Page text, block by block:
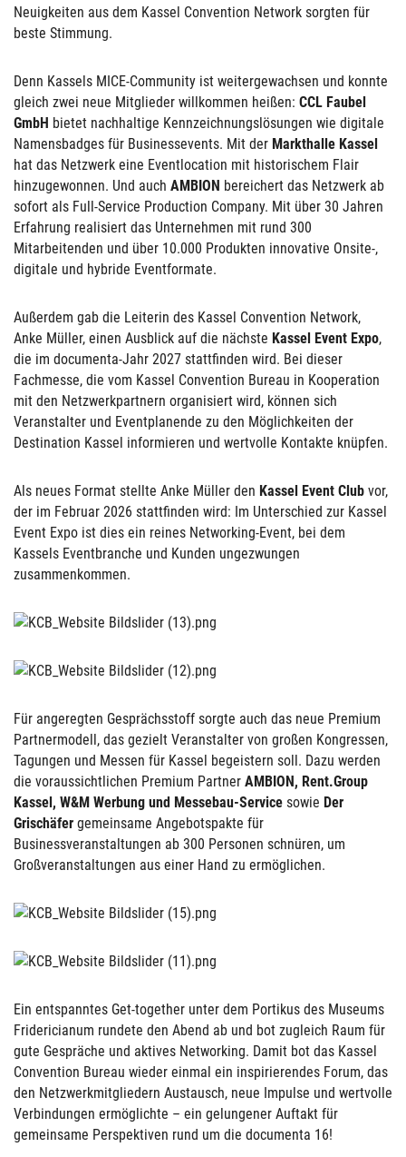
Neuigkeiten aus dem Kassel Convention Network sorgten für
beste Stimmung.
Denn Kassels MICE-Community ist weitergewachsen und konnte
gleich zwei neue Mitglieder willkommen heißen: CCL Faubel
GmbH bietet nachhaltige Kennzeichnungslösungen wie digitale
Namensbadges für Businessevents. Mit der Markthalle Kassel
hat das Netzwerk eine Eventlocation mit historischem Flair
hinzugewonnen. Und auch AMBION bereichert das Netzwerk ab
sofort als Full-Service Production Company. Mit über 30 Jahren
Erfahrung realisiert das Unternehmen mit rund 300
Mitarbeitenden und über 10.000 Produkten innovative Onsite-,
digitale und hybride Eventformate.
Außerdem gab die Leiterin des Kassel Convention Network,
Anke Müller, einen Ausblick auf die nächste Kassel Event Expo,
die im documenta-Jahr 2027 stattfinden wird. Bei dieser
Fachmesse, die vom Kassel Convention Bureau in Kooperation
mit den Netzwerkpartnern organisiert wird, können sich
Veranstalter und Eventplanende zu den Möglichkeiten der
Destination Kassel informieren und wertvolle Kontakte knüpfen.
Als neues Format stellte Anke Müller den Kassel Event Club vor,
der im Februar 2026 stattfinden wird: Im Unterschied zur Kassel
Event Expo ist dies ein reines Networking-Event, bei dem
Kassels Eventbranche und Kunden ungezwungen
zusammenkommen.
Für angeregten Gesprächsstoff sorgte auch das neue Premium
Partnermodell, das gezielt Veranstalter von großen Kongressen,
Tagungen und Messen für Kassel begeistern soll. Dazu werden
die voraussichtlichen Premium Partner AMBION, Rent.Group
Kassel, W&M Werbung und Messebau-Service sowie Der
Grischäfer gemeinsame Angebotspakte für
Businessveranstaltungen ab 300 Personen schnüren, um
Großveranstaltungen aus einer Hand zu ermöglichen.
Ein entspanntes Get-together unter dem Portikus des Museums
Fridericianum rundete den Abend ab und bot zugleich Raum für
gute Gespräche und aktives Networking. Damit bot das Kassel
Convention Bureau wieder einmal ein inspirierendes Forum, das
den Netzwerkmitgliedern Austausch, neue Impulse und wertvolle
Verbindungen ermöglichte – ein gelungener Auftakt für
gemeinsame Perspektiven rund um die documenta 16!